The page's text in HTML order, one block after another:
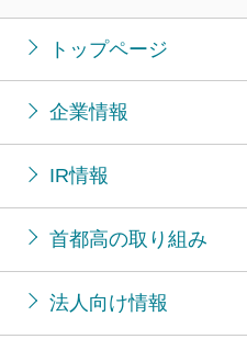
トップページ
企業情報
IR情報
首都高の取り組み
法人向け情報